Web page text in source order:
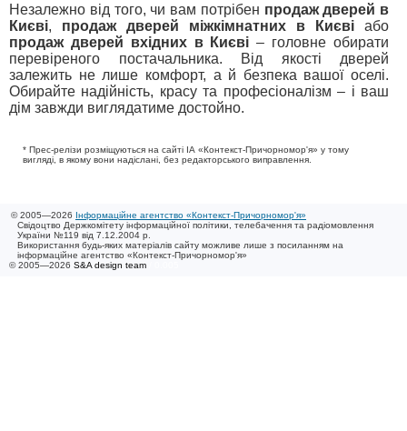
Незалежно від того, чи вам потрібен продаж дверей в
Києві, продаж дверей міжкімнатних в Києві або
продаж дверей вхідних в Києві – головне обирати
перевіреного постачальника. Від якості дверей
залежить не лише комфорт, а й безпека вашої оселі.
Обирайте надійність, красу та професіоналізм – і ваш
дім завжди виглядатиме достойно.
* Прес-релізи розміщуються на сайті ІА «Контекст-Причорномор'я» у тому
вигляді, в якому вони надіслані, без редакторського виправлення.
© 2005—2026 Інформаційне агентство «Контекст-Причорномор'я»
Свідоцтво Держкомітету інформаційної політики, телебачення та радіомовлення
України №119 від 7.12.2004 р.
Використання будь-яких матеріалів сайту можливе лише з посиланням на
інформаційне агентство «Контекст-Причорномор'я»
© 2005—2026 S&A design team